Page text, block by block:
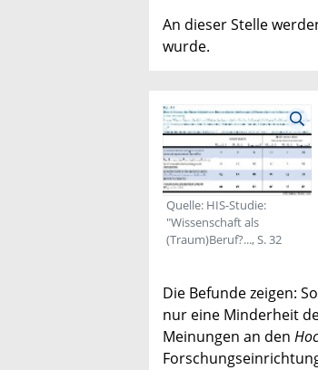
An dieser Stelle
wurde.
Quelle: HIS-Studie:
"Wissenschaft als
(Traum)Beruf?..., S. 32
Die Befunde zeigen:
nur eine Minderheit
Meinungen an den